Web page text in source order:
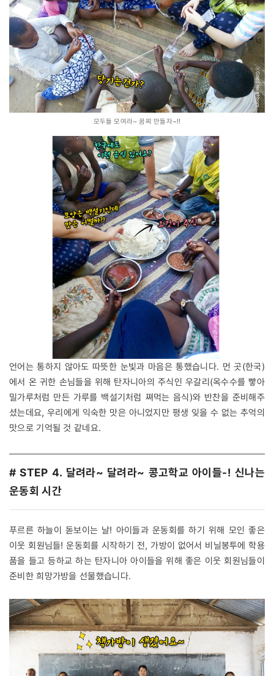
모두들 모여라~ 꿈찌 만들자~!!
언어는 통하지 않아도 따뜻한 눈빛과 마음은 통했습니다. 먼 곳(한국)
에서 온 귀한 손님들을 위해 탄자니아의 주식인 우갈리(옥수수를 빻아
밀가루처럼 만든 가루를 백설기처럼 쪄먹는 음식)와 반찬을 준비해주
셨는데요, 우리에게 익숙한 맛은 아니었지만 평생 잊을 수 없는 추억의
맛으로 기억될 것 같네요.
# STEP 4. 달려라~ 달려라~ 콩고학교 아이들-! 신나는
운동회 시간
푸르른 하늘이 돋보이는 날! 아이들과 운동회를 하기 위해 모인 좋은
이웃 회원님들! 운동회를 시작하기 전, 가방이 없어서 비닐봉투에 학용
품을 들고 등하교 하는 탄자니아 아이들을 위해 좋은 이웃 회원님들이
준비한 희망가방을 선물했습니다.